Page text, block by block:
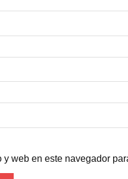
web en este navegador